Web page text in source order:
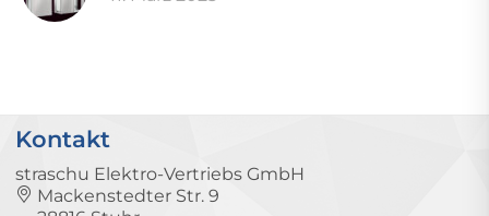
Kontakt
straschu Elektro-Vertriebs GmbH
Mackenstedter Str. 9